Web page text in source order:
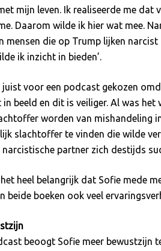
mijn leven. Ik realiseerde me dat
Daarom wilde ik hier wat mee.
mensen die op Trump lijken
ik inzicht in bieden’.
voor een podcast gekozen
in beeld en dit is veiliger. Al was
worden van mishandeling
slachtoffer te vinden die wilde
partner zich destijds
heel belangrijk dat Sofie mede
beide boeken ook veel
beoogt Sofie meer bewustzijn